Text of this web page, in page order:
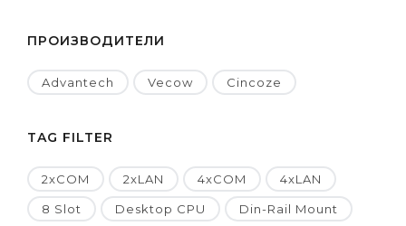
ПРОИЗВОДИТЕЛИ
Advantech Vecow Cincoze
TAG FILTER
2xCOM 2xLAN 4xCOM 4xLAN
8 Slot Desktop CPU Din-Rail Mount